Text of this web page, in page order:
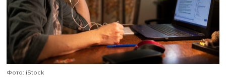
Светлана Мареева уточнила: речь пока идет о
исследовательской проблемы, поскольку имеющиеся
пока не позволяют полностью проверить гипотезы.
пояснила, что неравенства могут вызвать повышение
социальной напряженности, преступности, влиять на
и поведение на микроуровне.
Светлана Мареева напомнила про метафору Бранко